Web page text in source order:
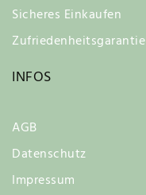
Sicheres Einkaufen
Zufriedenheitsgarantie
INFOS
AGB
Datenschutz
Impressum